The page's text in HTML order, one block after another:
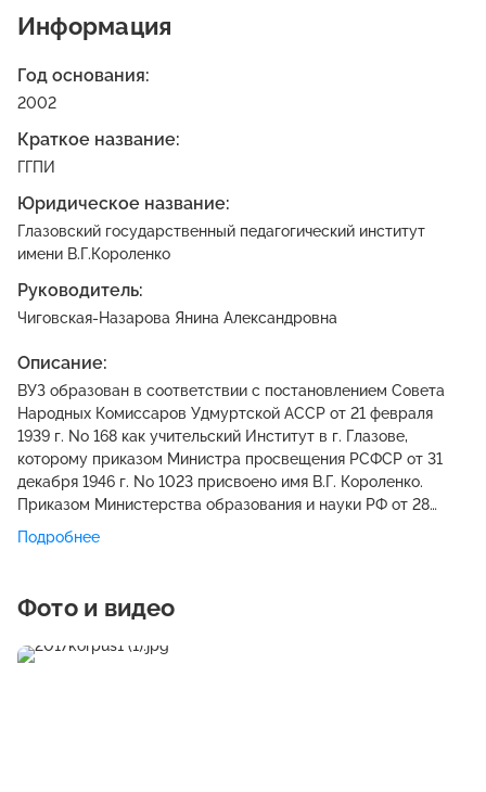
Информация
Год основания:
2002
Краткое название:
ГГПИ
Юридическое название:
Глазовский государственный педагогический институт
имени В.Г.Короленко
Руководитель:
Чиговская-Назарова Янина Александровна
Описание:
ВУЗ образован в соответствии с постановлением Совета
Народных Комиссаров Удмуртской АССР от 21 февраля
1939 г. No 168 как учительский Институт в г. Глазове,
которому приказом Министра просвещения РСФСР от 31
декабря 1946 г. No 1023 присвоено имя В.Г. Короленко.
Приказом Министерства образования и науки РФ от 28
апреля 2011 г. No 1559 Государственное образовательное
учреждение высшего профессионального образования
имени В.Г. Короленко» переименовано в федеральное
государственное бюджетное образовательное учреждение
государственный педагогический институт имени В.Г.
Подробнее
Фото и видео